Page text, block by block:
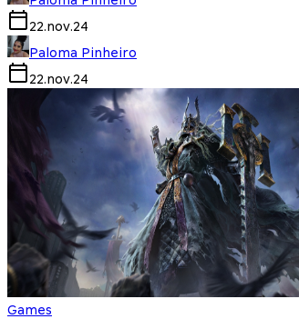
22.nov.24
Paloma Pinheiro
22.nov.24
Games